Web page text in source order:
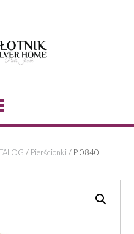
/ Pierścionki / P 0840